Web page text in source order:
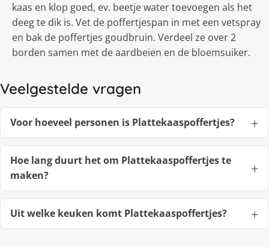
kaas en klop goed, ev. beetje water toevoegen als het
deeg te dik is. Vet de poffertjespan in met een vetspray
en bak de poffertjes goudbruin. Verdeel ze over 2
borden samen met de aardbeien en de bloemsuiker.
Veelgestelde vragen
Voor hoeveel personen is Plattekaaspoffertjes?
Hoe lang duurt het om Plattekaaspoffertjes te
maken?
Uit welke keuken komt Plattekaaspoffertjes?